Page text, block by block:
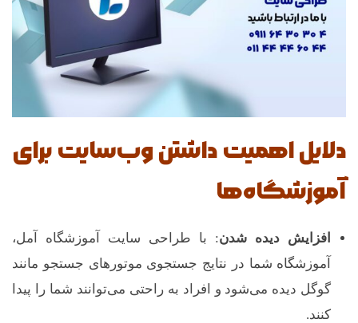
م
ل
دلایل اهمیت داشتن وب‌سایت برای
آموزشگاه‌ها
افزایش دیده شدن: با طراحی سایت آموزشگاه آمل،
آموزشگاه شما در نتایج جستجوی موتورهای جستجو مانند
گوگل دیده می‌شود و افراد به راحتی می‌توانند شما را پیدا
کنند.